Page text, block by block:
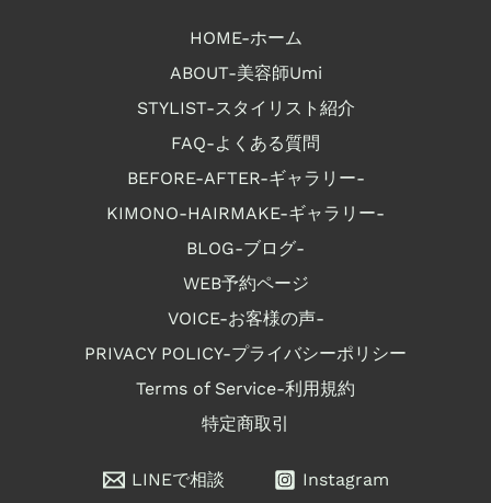
HOME-ホーム
ABOUT-美容師Umi
STYLIST-スタイリスト紹介
FAQ-よくある質問
BEFORE-AFTER-ギャラリー-
KIMONO-HAIRMAKE-ギャラリー-
BLOG-ブログ-
WEB予約ページ
VOICE-お客様の声-
PRIVACY POLICY-プライバシーポリシー
Terms of Service-利用規約
特定商取引
LINEで相談 Instagram